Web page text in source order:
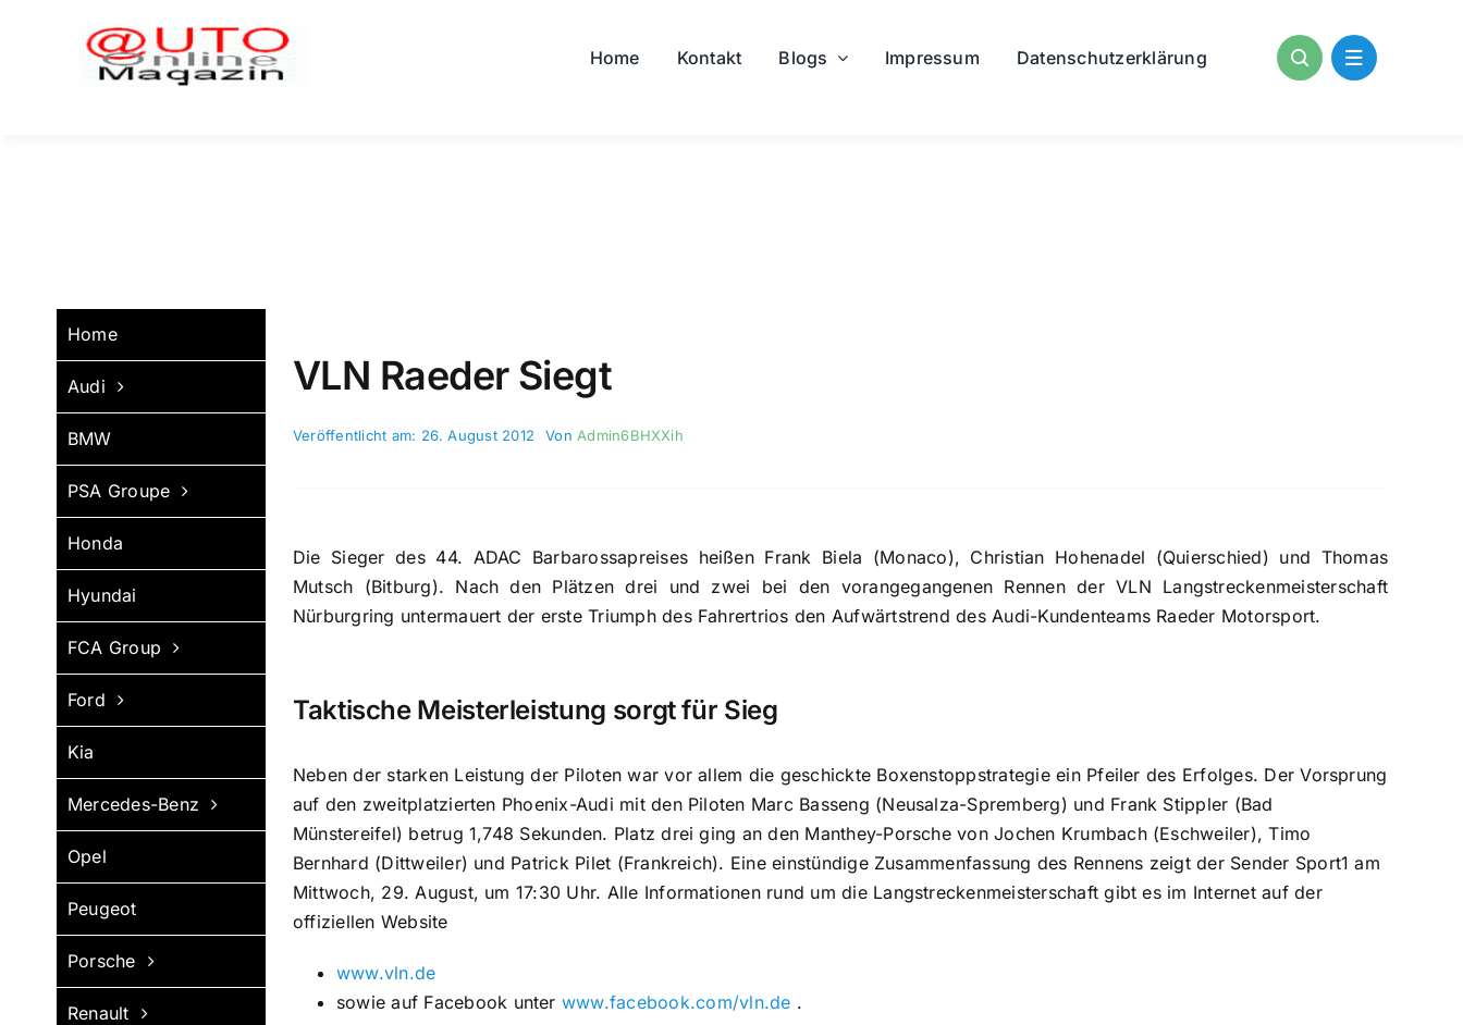
Home Kontakt Blogs Impressum Datenschutzerklärung
Home
Audi
BMW
PSA Groupe
Honda
Hyundai
FCA Group
Ford
Kia
Mercedes-Benz
Opel
Peugeot
Porsche
Renault
VLN Raeder Siegt
Veröffentlicht am: 26. August 2012 Von Admin6BHXXih
Die Sieger des 44. ADAC Barbarossapreises heißen Frank Biela (Monaco), Christian Hohenadel (Quierschied) und Thomas
Mutsch (Bitburg). Nach den Plätzen drei und zwei bei den vorangegangenen Rennen der VLN Langstreckenmeisterschaft
Nürburgring untermauert der erste Triumph des Fahrertrios den Aufwärtstrend des Audi-Kundenteams Raeder Motorsport.
Taktische Meisterleistung sorgt für Sieg
Neben der starken Leistung der Piloten war vor allem die geschickte Boxenstoppstrategie ein Pfeiler des Erfolges. Der Vorsprung
auf den zweitplatzierten Phoenix-Audi mit den Piloten Marc Basseng (Neusalza-Spremberg) und Frank Stippler (Bad
Münstereifel) betrug 1,748 Sekunden. Platz drei ging an den Manthey-Porsche von Jochen Krumbach (Eschweiler), Timo
Bernhard (Dittweiler) und Patrick Pilet (Frankreich). Eine einstündige Zusammenfassung des Rennens zeigt der Sender Sport1 am
Mittwoch, 29. August, um 17:30 Uhr. Alle Informationen rund um die Langstreckenmeisterschaft gibt es im Internet auf der
offiziellen Website
www.vln.de
sowie auf Facebook unter www.facebook.com/vln.de .